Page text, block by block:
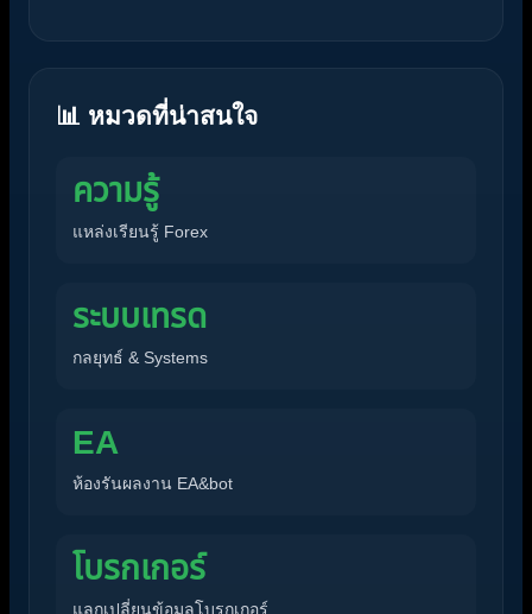
📊 หมวดที่น่าสนใจ
ความรู้
แหล่งเรียนรู้ Forex
ระบบเทรด
กลยุทธ์ & Systems
EA
ห้องรันผลงาน EA&bot
โบรกเกอร์
แลกเปลี่ยนข้อมูลโบรกเกอร์